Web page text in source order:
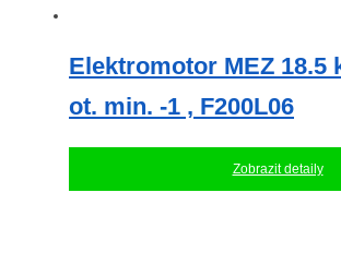
Elektromotor MEZ 18.5
ot. min. -1 , F200L06
Zobrazit detaily